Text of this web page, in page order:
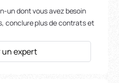
un dont vous avez besoin
conclure plus de contrats et
un expert